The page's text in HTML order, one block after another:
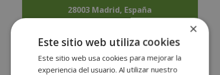
28003 Madrid, España
×
Este sitio web utiliza cookies
Este sitio web usa cookies para mejorar la
experiencia del usuario. Al utilizar nuestro